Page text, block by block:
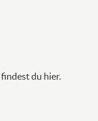
findest du hier.